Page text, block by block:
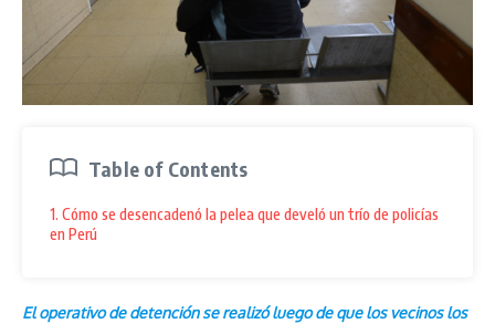
Table of Contents
1. Cómo se desencadenó la pelea que develó un trío de policías
en Perú
El operativo de detención se realizó luego de que los vecinos los